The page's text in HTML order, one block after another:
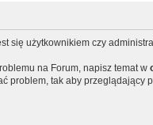
się użytkownikiem czy
na Forum, napisz temat w
tak aby przeglądający